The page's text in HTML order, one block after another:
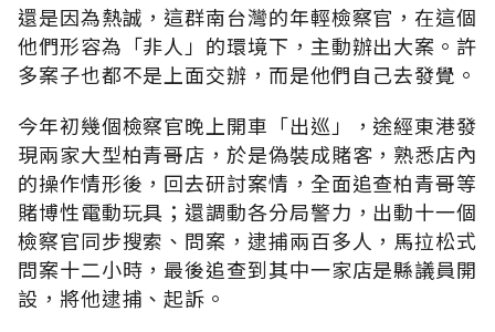
還是因為熱誠，這群南台灣的年輕檢察官，在這個
他們形容為「非人」的環境下，主動辦出大案。許
多案子也都不是上面交辦，而是他們自己去發覺。
今年初幾個檢察官晚上開車「出巡」，途經東港發
現兩家大型柏青哥店，於是偽裝成賭客，熟悉店內
的操作情形後，回去研討案情，全面追查柏青哥等
賭博性電動玩具；還調動各分局警力，出動十一個
檢察官同步搜索、問案，逮捕兩百多人，馬拉松式
問案十二小時，最後追查到其中一家店是縣議員開
設，將他逮捕、起訴。